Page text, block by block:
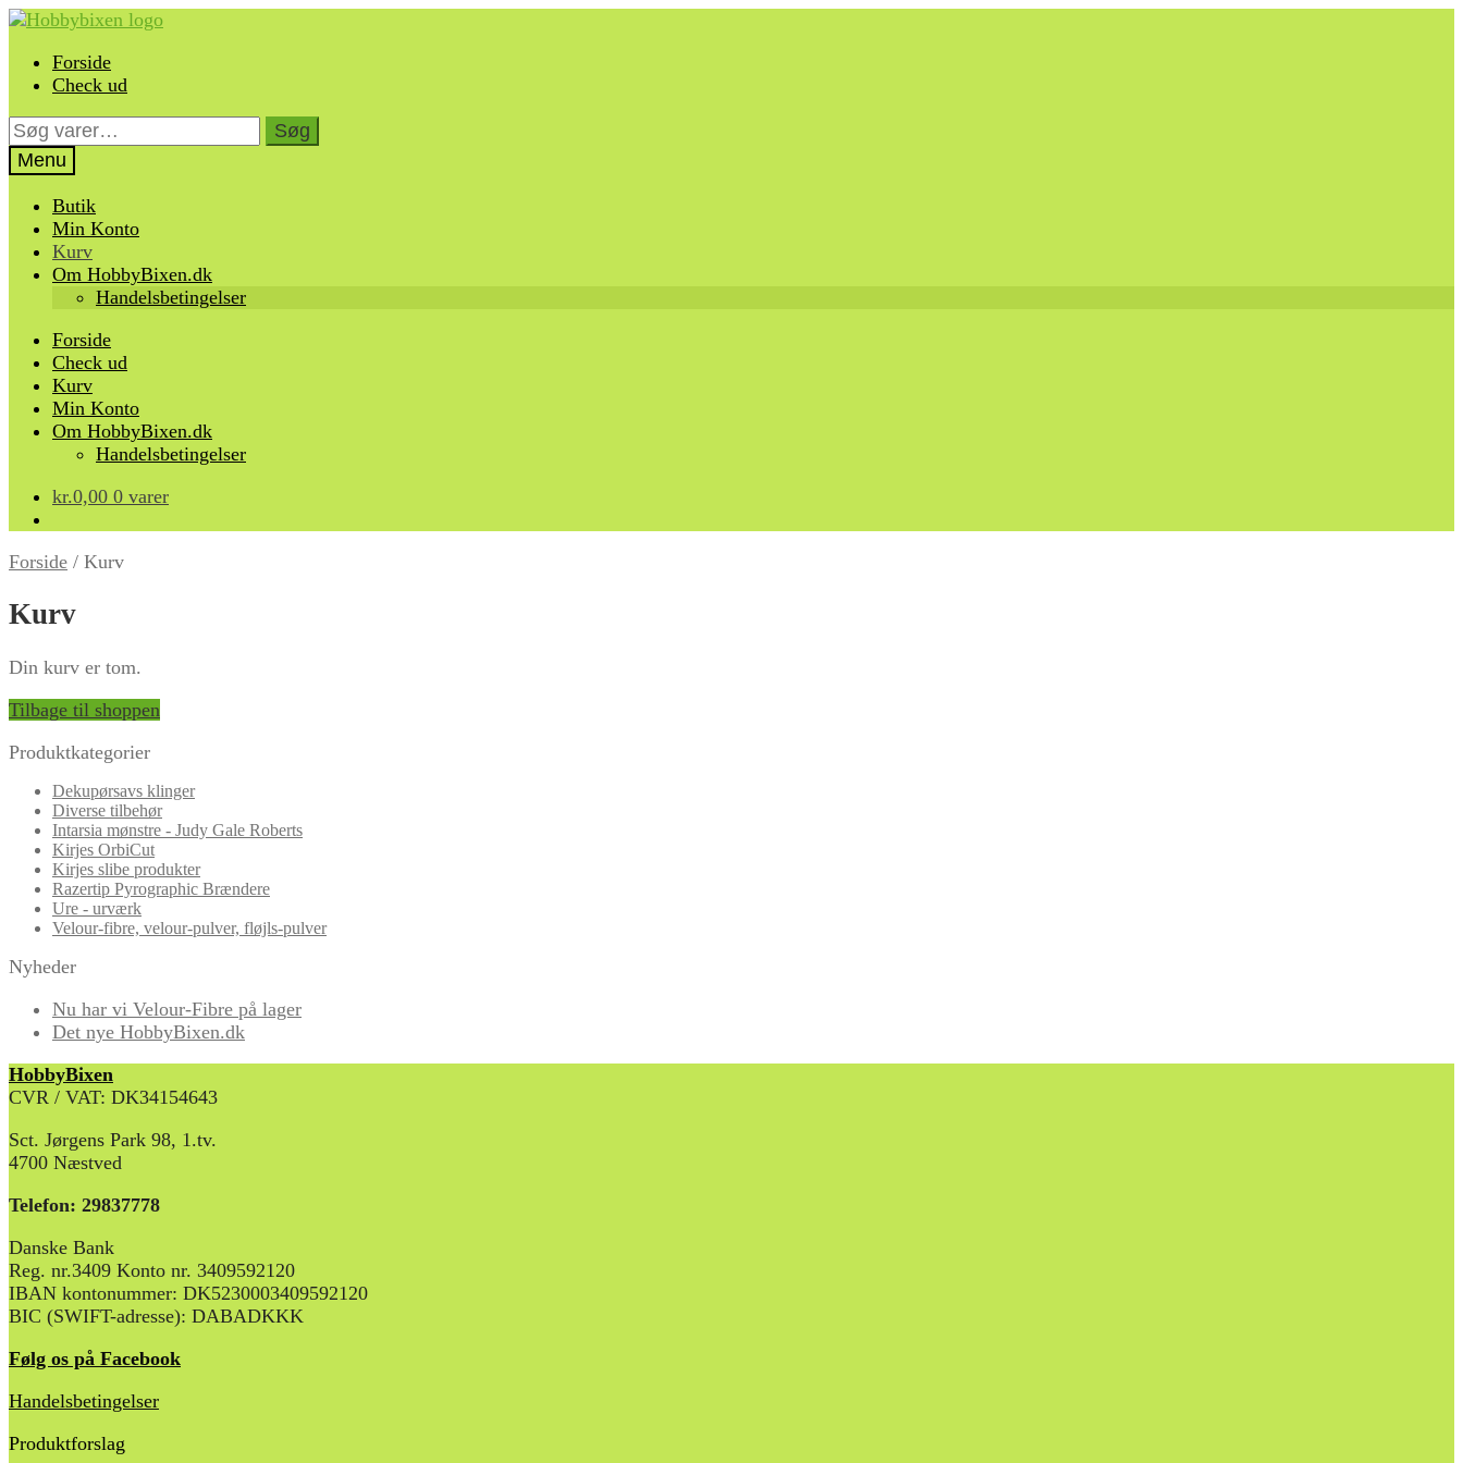
Spring
navigation
Spring
indholdForside
Check ud
Søg
efter:
Søg
Menu
Butik
Min Konto
Kurv
Om HobbyBixen.dk
Handelsbetingelser
Forside
Check ud
Kurv
Min Konto
Om HobbyBixen.dk
Handelsbetingelser
kr.0,00 0 varer
Forside / Kurv
Kurv
Din kurv er tom.
Tilbage til shoppen
Produktkategorier
Dekupørsavs klinger
Diverse tilbehør
Intarsia mønstre - Judy Gale Roberts
Kirjes OrbiCut
Kirjes slibe produkter
Razertip Pyrographic Brændere
Ure - urværk
Velour-fibre, velour-pulver, fløjls-pulver
Nyheder
Nu har vi Velour-Fibre på lager
Det nye HobbyBixen.dk
HobbyBixen
CVR / VAT: DK34154643
Sct. Jørgens Park 98, 1.tv.
4700 Næstved
Telefon: 29837778
Danske Bank
Reg. nr.3409 Konto nr. 3409592120
IBAN kontonummer: DK5230003409592120
BIC (SWIFT-adresse): DABADKKK
Følg os på Facebook
Handelsbetingelser
Produktforslag